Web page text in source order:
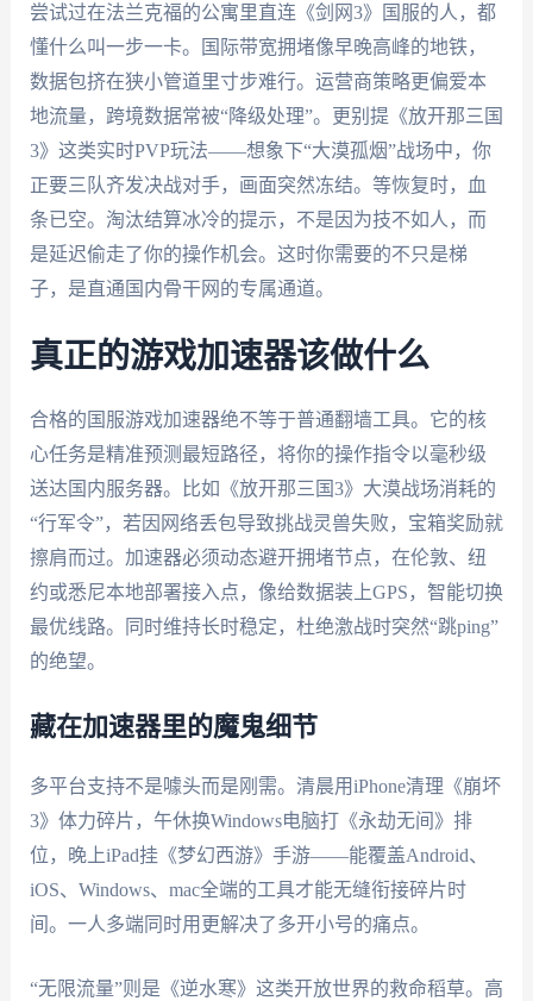
尝试过在法兰克福的公寓里直连《剑网3》国服的人，都
懂什么叫一步一卡。国际带宽拥堵像早晚高峰的地铁，
数据包挤在狭小管道里寸步难行。运营商策略更偏爱本
地流量，跨境数据常被“降级处理”。更别提《放开那三国
3》这类实时PVP玩法——想象下“大漠孤烟”战场中，你
正要三队齐发决战对手，画面突然冻结。等恢复时，血
条已空。淘汰结算冰冷的提示，不是因为技不如人，而
是延迟偷走了你的操作机会。这时你需要的不只是梯
子，是直通国内骨干网的专属通道。
真正的游戏加速器该做什么
合格的国服游戏加速器绝不等于普通翻墙工具。它的核
心任务是精准预测最短路径，将你的操作指令以毫秒级
送达国内服务器。比如《放开那三国3》大漠战场消耗的
“行军令”，若因网络丢包导致挑战灵兽失败，宝箱奖励就
擦肩而过。加速器必须动态避开拥堵节点，在伦敦、纽
约或悉尼本地部署接入点，像给数据装上GPS，智能切换
最优线路。同时维持长时稳定，杜绝激战时突然“跳ping”
的绝望。
藏在加速器里的魔鬼细节
多平台支持不是噱头而是刚需。清晨用iPhone清理《崩坏
3》体力碎片，午休换Windows电脑打《永劫无间》排
位，晚上iPad挂《梦幻西游》手游——能覆盖Android、
iOS、Windows、mac全端的工具才能无缝衔接碎片时
间。一人多端同时用更解决了多开小号的痛点。
“无限流量”则是《逆水寒》这类开放世界的救命稻草。高